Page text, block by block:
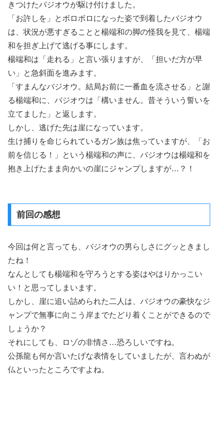
きつけたバジオウが駆け付けました。
「お許しを」とボロボロになった姿で到着したバジオウ
は、状況が悪すぎることと楊端和の脚の怪我を見て、楊端
和を担ぎ上げて逃げる事にします。
楊端和は「走れる」と言い張りますが、「担いだ方が早
い」と急斜面を進みます。
「すまんなバジオウ。結局お前に一番血を流させる」と謝
る楊端和に、バジオウは「構いません。昔そういう誓いを
立てました」と返します。
しかし、逃げた先は崖になっています。
生け捕りを命じられているガン族は焦っていますが、「お
前を信じる！」という楊端和の声に、バジオウは楊端和を
抱き上げたまま向かいの崖にジャンプしますが…？！
前回の感想
今回は何と言っても、バジオウの男らしさにグッときまし
たね！
なんとしても楊端和を守ろうとする姿はやはりかっこい
い！と思ってしまいます。
しかし、崖に追い詰められた二人は、バジオウの豪快なジ
ャンプで無事に向こう岸までたどり着くことができるので
しょうか？
それにしても、ロゾの非情さ…恐ろしいですね。
公孫龍も何か言いたげな表情をしていましたが、言わぬが
仏といったところですよね。